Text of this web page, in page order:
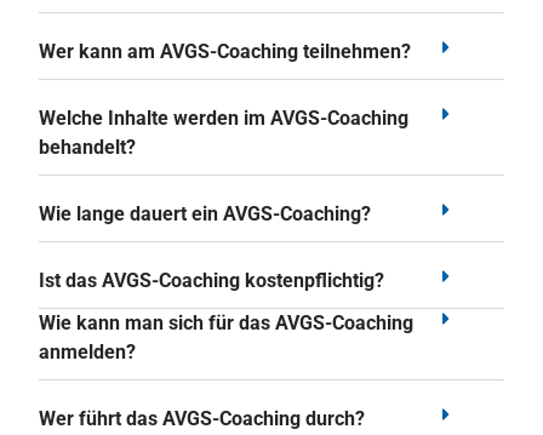
Wer kann am AVGS-Coaching teilnehmen?
Welche Inhalte werden im AVGS-Coaching
behandelt?
Wie lange dauert ein AVGS-Coaching?
Ist das AVGS-Coaching kostenpflichtig?
Wie kann man sich für das AVGS-Coaching
anmelden?
Wer führt das AVGS-Coaching durch?